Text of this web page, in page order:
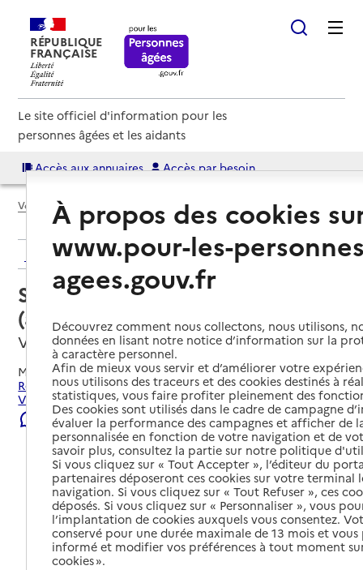
RÉPUBLIQUE
FRANÇAISE
Le site officiel d'information pour les
personnes âgées et les aidants
Accès aux annuaires Accès par besoin
Voir le fil d’Ariane
Retour aux résultats de l'annuaire
Service autonomie à domicile
(aide) – Âge d'or services
Villeneuve-d'Ascq, NORD
Mis à jour le01/08/2026
Rechercher les établissements et services autour de
Villeneuve-d'Ascq.
Signaler une erreur
À propos des cookies
www.pour-les-
agees.gouv.fr
Découvrez comment nous collectons, nous utilisons,
données en lisant notre notice d’information sur la
à caractère personnel.
Afin de mieux vous servir et d’améliorer votre
nous utilisons des traceurs et des cookies destinés à
statistiques, vous faire profiter pleinement des
Des cookies sont utilisés dans le cadre de campagne
évaluer la performance des campagnes et afficher de
personnalisée en fonction de votre navigation et de
savoir plus, consultez la partie sur notre politique
Si vous cliquez sur « Tout Accepter », l’éditeur du
partenaires déposeront ces cookies sur votre terminal
navigation. Si vous cliquez sur « Tout Refuser », ces
déposés. Si vous cliquez sur « Personnaliser », vous
l’implantation de cookies auxquels vous consentez.
conservé pour une durée maximale de 13 mois et
informé et modifier vos préférences à tout moment
cookies ».